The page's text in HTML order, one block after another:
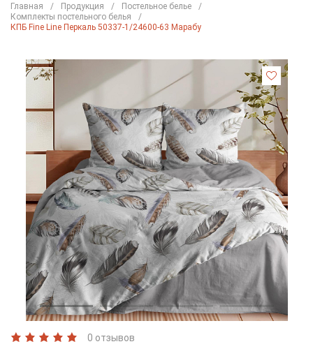
Главная Продукция
Постельное белье
Комплекты постельного белья
КПБ Fine Line Перкаль 50337-1/24600-63 Марабу
0 отзывов